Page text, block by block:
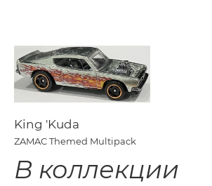
King 'Kuda
ZAMAC Themed Multipack
В коллекции